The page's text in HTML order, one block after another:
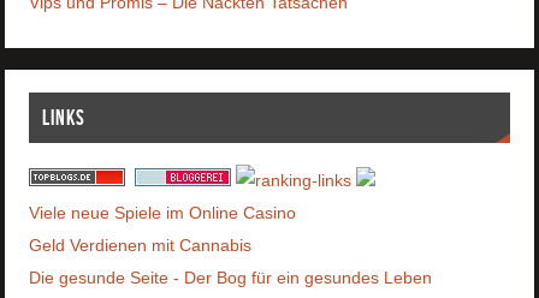
Links
Viele neue Spiele im Online Casino
Geld Verdienen mit Cannabis
Die gesunde Seite - Der Bog für ein gesundes Leben